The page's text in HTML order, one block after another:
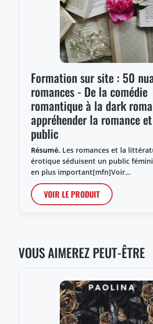
Formation sur site : 50
romances - De la comédie
romantique à la dark
appréhender la romance
public
Résumé. Les romances et la
érotique séduisent un public
en plus important[mfn]Voir…
VOIR LE PRODUIT
VOUS AIMEREZ PEUT-ÊTRE